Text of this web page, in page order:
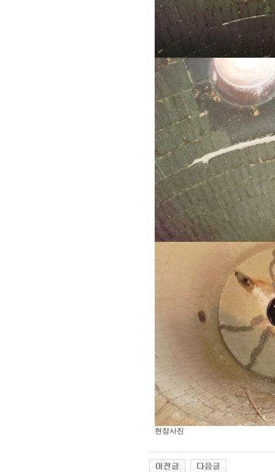
현장사진